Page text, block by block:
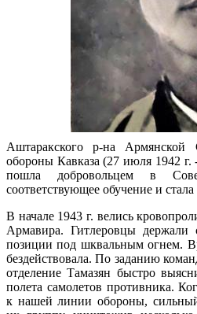
Аштаракского р-на
обороны Кавказа (27 июля 1942 г.
пошла добровольцем в
соответствующее обучение и
В начале 1943 г. велись
Армавира. Гитлеровцы держали
позиции под шквальным огнем.
бездействовала. По заданию
отделение Тамазян быстро
полета самолетов противника.
к нашей линии обороны,